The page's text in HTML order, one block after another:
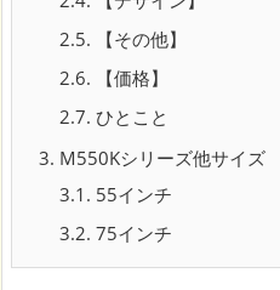
2.5. 【その他】
2.6. 【価格】
2.7. ひとこと
3. M550Kシリーズ他サイズ
3.1. 55インチ
3.2. 75インチ